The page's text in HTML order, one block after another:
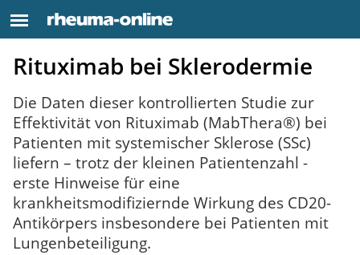
Rituximab bei Sklerodermie
Die Daten dieser kontrollierten Studie zur
Effektivität von Rituximab (MabThera®) bei
Patienten mit systemischer Sklerose (SSc)
liefern – trotz der kleinen Patientenzahl -
erste Hinweise für eine
krankheitsmodifiziernde Wirkung des CD20-
Antikörpers insbesondere bei Patienten mit
Lungenbeteiligung.